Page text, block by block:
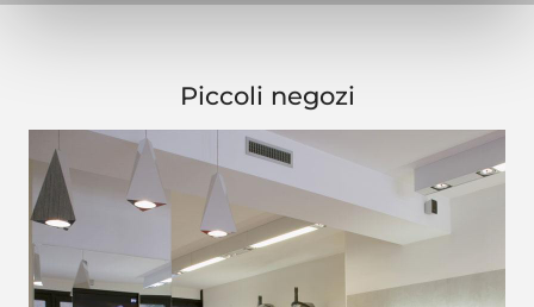
Piccoli negozi